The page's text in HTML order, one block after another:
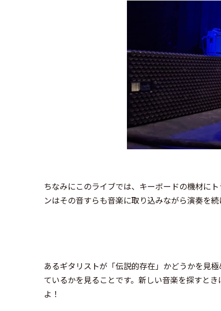
ちなみにこのライブでは、キーボードの機材に
ンはその音すらも音楽に取り込みながら演奏を
あるギタリストが「伝説的存在」かどうかを見
ているかを見ることです。 新しい音楽を探すと
よ！